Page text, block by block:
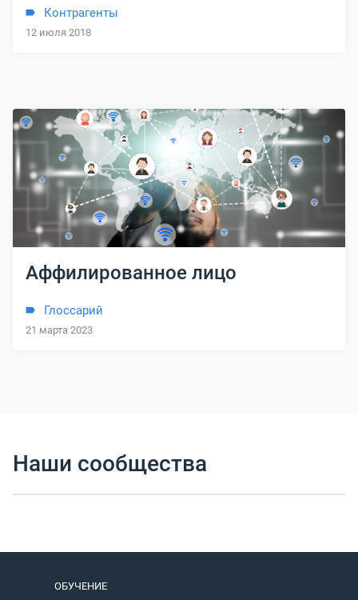
Контрагенты
12 июля 2018
Аффилированное лицо
Глоссарий
21 марта 2023
Наши сообщества
ОБУЧЕНИЕ